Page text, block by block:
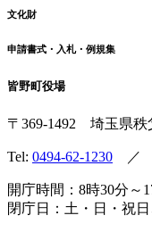
文化財
申請書式・入札・例規集
皆野町役場
〒369-1492 埼玉県秩
Tel: 0494-62-1230 ／
開庁時間：8時30分～
閉庁日：土・日・祝